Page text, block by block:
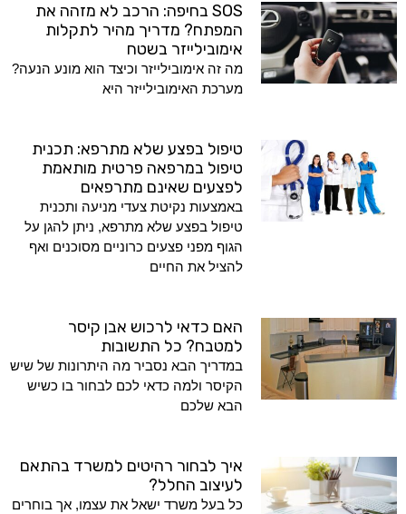
SOS בחיפה: הרכב לא מזהה את
המפתח? מדריך מהיר לתקלות
אימובילייזר בשטח
מה זה אימובילייזר וכיצד הוא מונע הנעה?
מערכת האימובילייזר היא
טיפול בפצע שלא מתרפא: תכנית
טיפול במרפאה פרטית מותאמת
לפצעים שאינם מתרפאים
באמצעות נקיטת צעדי מניעה ותכנית
טיפול בפצע שלא מתרפא, ניתן להגן על
הגוף מפני פצעים כרוניים מסוכנים ואף
להציל את החיים
האם כדאי לרכוש אבן קיסר
למטבח? כל התשובות
במדריך הבא נסביר מה היתרונות של שיש
הקיסר ולמה כדאי לכם לבחור בו כשיש
הבא שלכם
איך לבחור רהיטים למשרד בהתאם
לעיצוב החלל?
כל בעל משרד ישאל את עצמו, אך בוחרים